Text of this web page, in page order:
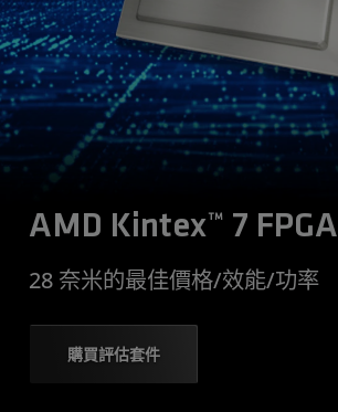
AMD Kintex™ 7 FPGA
28 奈米的最佳價格/效能/功率
購買評估套件